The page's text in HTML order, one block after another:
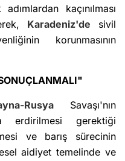
kaçınılması
Karadeniz'de sivil
korunmasının
Rusya Savaşı'nın
erdirilmesi gerektiği
ve barış sürecinin
aidiyet temelinde ve